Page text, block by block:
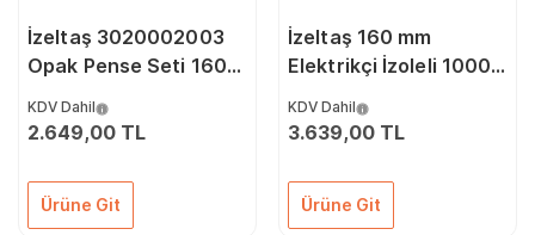
İzeltaş 3020002003
Opak Pense Seti 160
KDV Dahil
2.649,00 TL
Ürüne Git
İzeltaş 160 mm
Elektrikçi İzoleli 1000
KDV Dahil
3.639,00 TL
Ürüne Git